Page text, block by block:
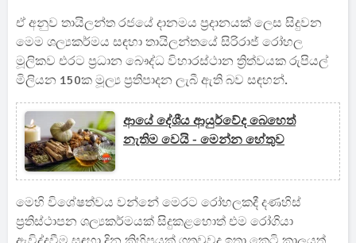
ඒ අනුව තායිලන්ත රජයේ දානමය ප්‍රදානයක් ලෙස සිදුවන
මෙම ශල්‍යකර්මය සඳහා තායිලන්තයේ සිරිරාජ් රෝහල
මූලිකව එරට ප්‍රධාන බෞද්ධ විහාරස්ථාන ත්‍රිත්වයක රුපියල්
මිලියන 150ක මූල්‍ය ප්‍රතිපාදන ලැබී ඇති බව සඳහන්.
ආයේ දේශීය ආයුර්වේද බෙහෙත්
නැතිම වෙයි - මෙන්න හේතුව
මෙහි විශේෂත්වය වන්නේ මෙරට රෝහලකදී දණහිස්
ප්‍රතිස්ථාපන ශල්‍යකර්මයක් සිදුකළහොත් එම රෝගියා